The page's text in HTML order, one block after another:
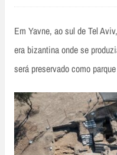
Em Yavne, ao sul de Tel
era bizantina onde se
será preservado como